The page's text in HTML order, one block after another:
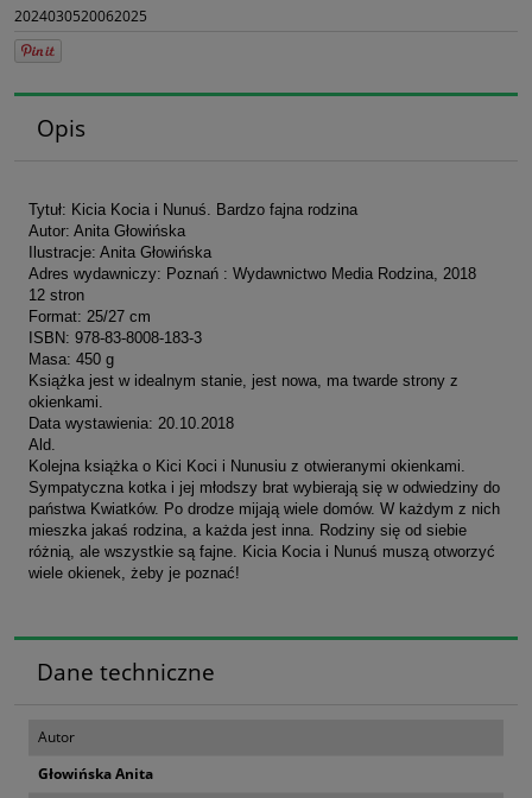
2024030520062025
Opis
Tytuł: Kicia Kocia i Nunuś. Bardzo fajna rodzina
Autor: Anita Głowińska
Ilustracje: Anita Głowińska
Adres wydawniczy: Poznań : Wydawnictwo Media Rodzina, 2018
12 stron
Format: 25/27 cm
ISBN: 978-83-8008-183-3
Masa: 450 g
Książka jest w idealnym stanie, jest nowa, ma twarde strony z
okienkami.
Data wystawienia: 20.10.2018
Ald.
Kolejna książka o Kici Koci i Nunusiu z otwieranymi okienkami.
Sympatyczna kotka i jej młodszy brat wybierają się w odwiedziny do
państwa Kwiatków. Po drodze mijają wiele domów. W każdym z nich
mieszka jakaś rodzina, a każda jest inna. Rodziny się od siebie
różnią, ale wszystkie są fajne. Kicia Kocia i Nunuś muszą otworzyć
wiele okienek, żeby je poznać!
Dane techniczne
Autor
Głowińska Anita